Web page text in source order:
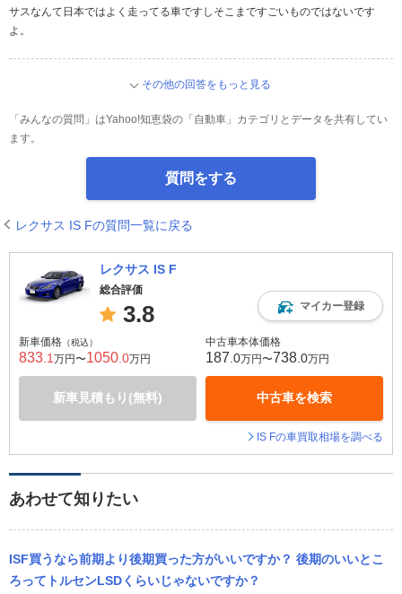
サスなんて日本ではよく走ってる車ですしそこまですごいものではないです
よ。
その他の回答をもっと見る
「みんなの質問」はYahoo!知恵袋の「自動車」カテゴリとデータを共有してい
ます。
質問をする
レクサス IS Fの質問一覧に戻る
レクサス IS F
総合評価
3.8 マイカー登録
新車価格 （税込）
833 .1 万円〜1050 .0万円
新車見積もり(無料)
中古車本体価格
187 .0万円〜738 .0万円
中古車を検索
IS Fの車買取相場を調べる
あわせて知りたい
ISF買うなら前期より後期買った方がいいですか？ 後期のいいとこ
ろってトルセンLSDくらいじゃないですか？